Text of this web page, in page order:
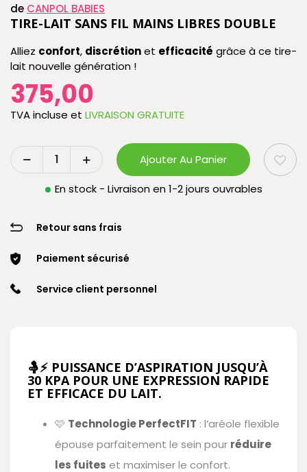
de CANPOL BABIES
TIRE-LAIT SANS FIL MAINS LIBRES DOUBLE
Alliez confort, discrétionet efficacité grâce à ce tire-
lait nouvelle génération !
375,00
TVA incluse et LIVRAISON GRATUITE
Ajouter Au Panier
En stock - Livraison en 1-2 jours ouvrables
Retour sans frais
Paiement sécurisé
Service client personnel
🤱⚡ PUISSANCE D’ASPIRATION JUSQU’À
30 KPA POUR UNE EXPRESSION RAPIDE
ET EFFICACE DU LAIT.
🩷 Technologie PerfectFIT : l’aréole flexible
épouse parfaitement le sein pour réduire
les fuites et maximiser le confort.